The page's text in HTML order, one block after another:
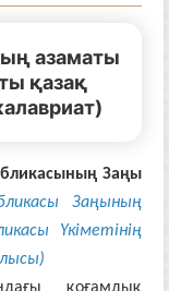
азаматы
қазақ
Заңы
Заңының
Үкіметінің